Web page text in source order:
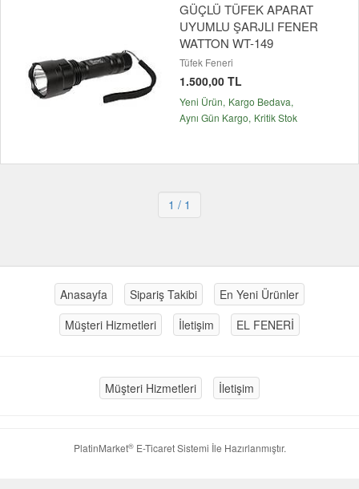
GÜÇLÜ TÜFEK APARAT
UYUMLU ŞARJLI FENER
WATTON WT-149
Tüfek Feneri
1.500,00 TL
Yeni Ürün Kargo Bedava
Aynı Gün Kargo Kritik Stok
1 / 1
Anasayfa Sipariş Takibi
En Yeni Ürünler
Müşteri Hizmetleri
İletişim EL FENERİ
Müşteri Hizmetleri İletişim
PlatinMarket®E-Ticaret Sistemi İle Hazırlanmıştır.